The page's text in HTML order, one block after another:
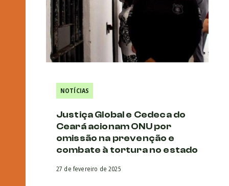
NOTÍCIAS
Justiça Global e Cedeca do
Ceará acionam ONU por
omissão na prevenção e
combate à tortura no estado
27 de fevereiro de 2025